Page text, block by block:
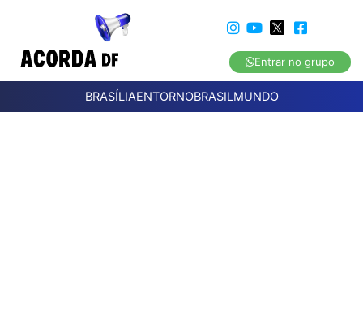
Entrar no grupo
BRASÍLIAENTORNOBRASILMUNDO